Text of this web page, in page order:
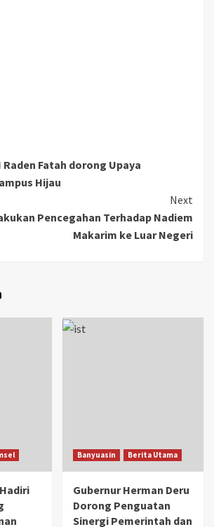
Raden Fatah dorong Upaya
Hijau
Next
Pencegahan Terhadap Nadiem
Makarim ke Luar Negeri
Banyuasin Berita Utama
Gubernur Herman Deru
Dorong Penguatan
Sinergi Pemerintah dan